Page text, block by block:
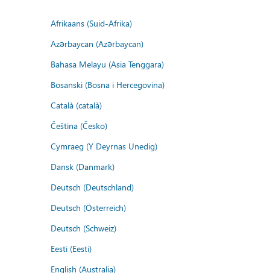
Afrikaans (Suid-Afrika)
Azərbaycan (Azərbaycan)
Bahasa Melayu (Asia Tenggara)
Bosanski (Bosna i Hercegovina)
Català (català)
Čeština (Česko)
Cymraeg (Y Deyrnas Unedig)
Dansk (Danmark)
Deutsch (Deutschland)
Deutsch (Österreich)
Deutsch (Schweiz)
Eesti (Eesti)
English (Australia)